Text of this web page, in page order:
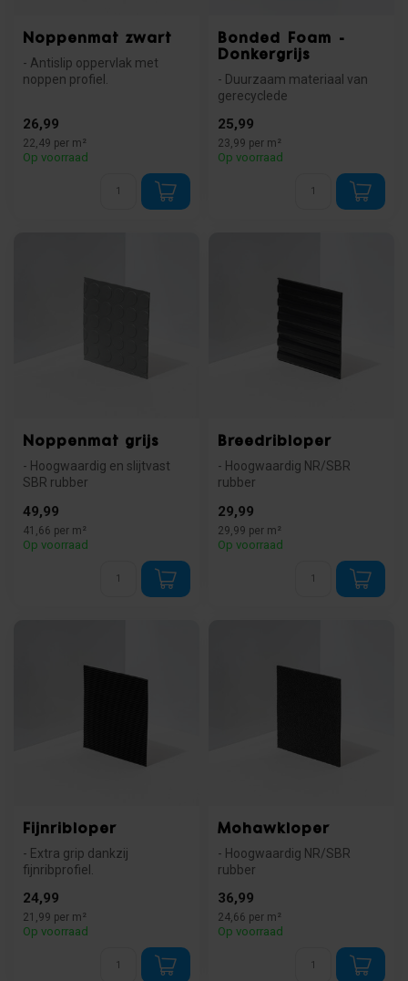
Noppenmat zwart
- Antislip oppervlak met
noppen profiel.
26,99
22,49 per m²
Op voorraad
Bonded Foam -
Donkergrijs
- Duurzaam materiaal van
gerecyclede
- Uitstekende gel...
25,99
23,99 per m²
Op voorraad
Noppenmat grijs
- Hoogwaardig en slijtvast
SBR rubber
noppenpatroon
- Unieke g...
49,99
41,66 per m²
Op voorraad
Breedribloper
- Hoogwaardig NR/SBR
rubber
- Slijtvast en makk...
29,99
29,99 per m²
Op voorraad
Fijnribloper
- Extra grip dankzij
fijnribprofiel.
NBR rubber.
- Mak...
24,99
21,99 per m²
Op voorraad
Mohawkloper
- Hoogwaardig NR/SBR
rubber
onderhoud
- Veelzijdig t...
36,99
24,66 per m²
Op voorraad